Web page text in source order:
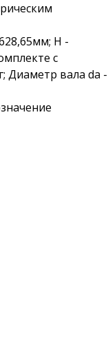
H -
с
Диаметр вала da -